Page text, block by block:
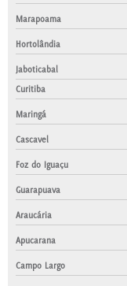
Marapoama
Hortolândia
Jaboticabal
Curitiba
Maringá
Cascavel
Foz do Iguaçu
Guarapuava
Araucária
Apucarana
Campo Largo